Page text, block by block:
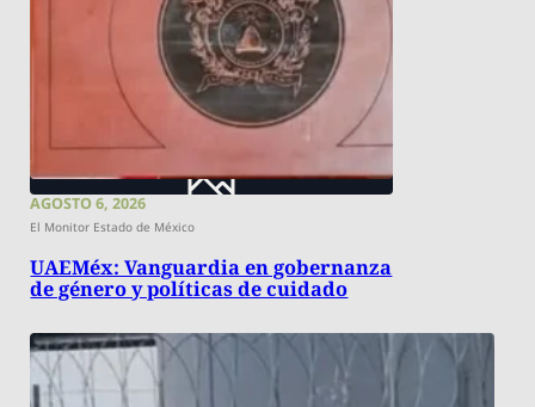
AGOSTO 6, 2026
El Monitor Estado de México
UAEMéx: Vanguardia en gobernanza
de género y políticas de cuidado